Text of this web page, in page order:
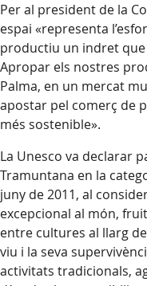
Per al president de la
espai «representa
productiu un indret
Apropar els nostres
Palma, en un mercat
apostar pel comerç de
més sostenible».
La Unesco va declarar
Tramuntana en la
juny de 2011, al
excepcional al món,
entre cultures al llarg
viu i la seva
activitats tradicionals,